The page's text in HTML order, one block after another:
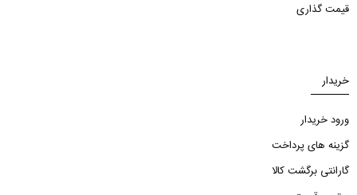
قیمت گذاری
خریدار
ورود خریدار
گزینه های پرداخت
گارانتی برگشت کالا